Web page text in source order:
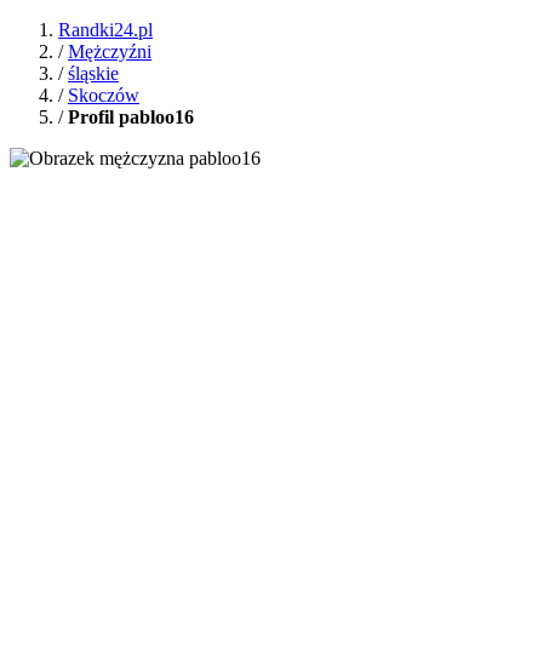
Randki24.pl
/Mężczyźni
/śląskie
/ Skoczów
/Profil pabloo16